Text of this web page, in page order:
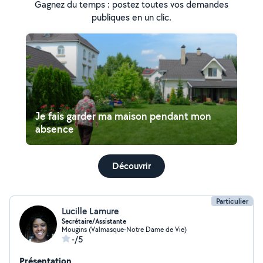
Gagnez du temps : postez toutes vos demandes
publiques en un clic.
Je fais garder ma maison pendant mon
absence
Découvrir
Particulier
Lucille Lamure
Secrétaire/Assistante
Mougins (Valmasque-Notre Dame de Vie)
-/5